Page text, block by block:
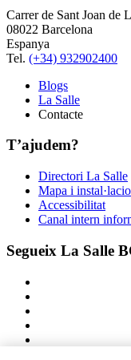
Carrer de Sant Joan de
08022 Barcelona
Espanya
Tel. (+34) 932902400
Blogs
La Salle
Contacte
T’ajudem?
Directori La Salle
Mapa i
Accessibilitat
Canal intern
Segueix La Salle